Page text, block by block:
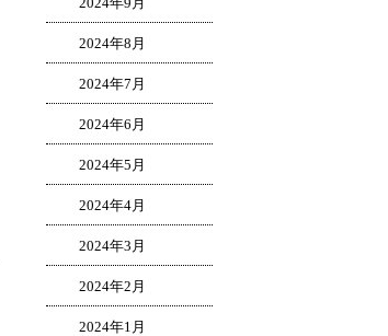
2024年8月
2024年7月
2024年6月
2024年5月
2024年4月
2024年3月
2024年2月
2024年1月